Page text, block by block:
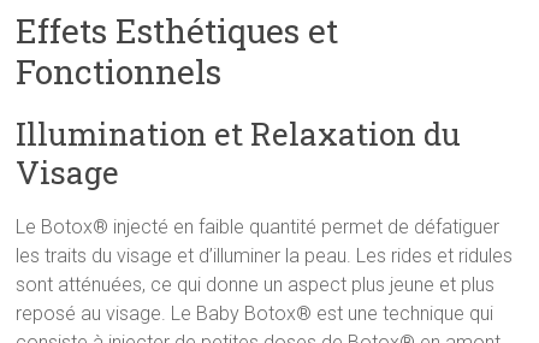
Effets Esthétiques et
Fonctionnels
Illumination et Relaxation du
Visage
Le Botox® injecté en faible quantité permet de défatiguer
les traits du visage et d’illuminer la peau. Les rides et ridules
sont atténuées, ce qui donne un aspect plus jeune et plus
reposé au visage. Le Baby Botox® est une technique qui